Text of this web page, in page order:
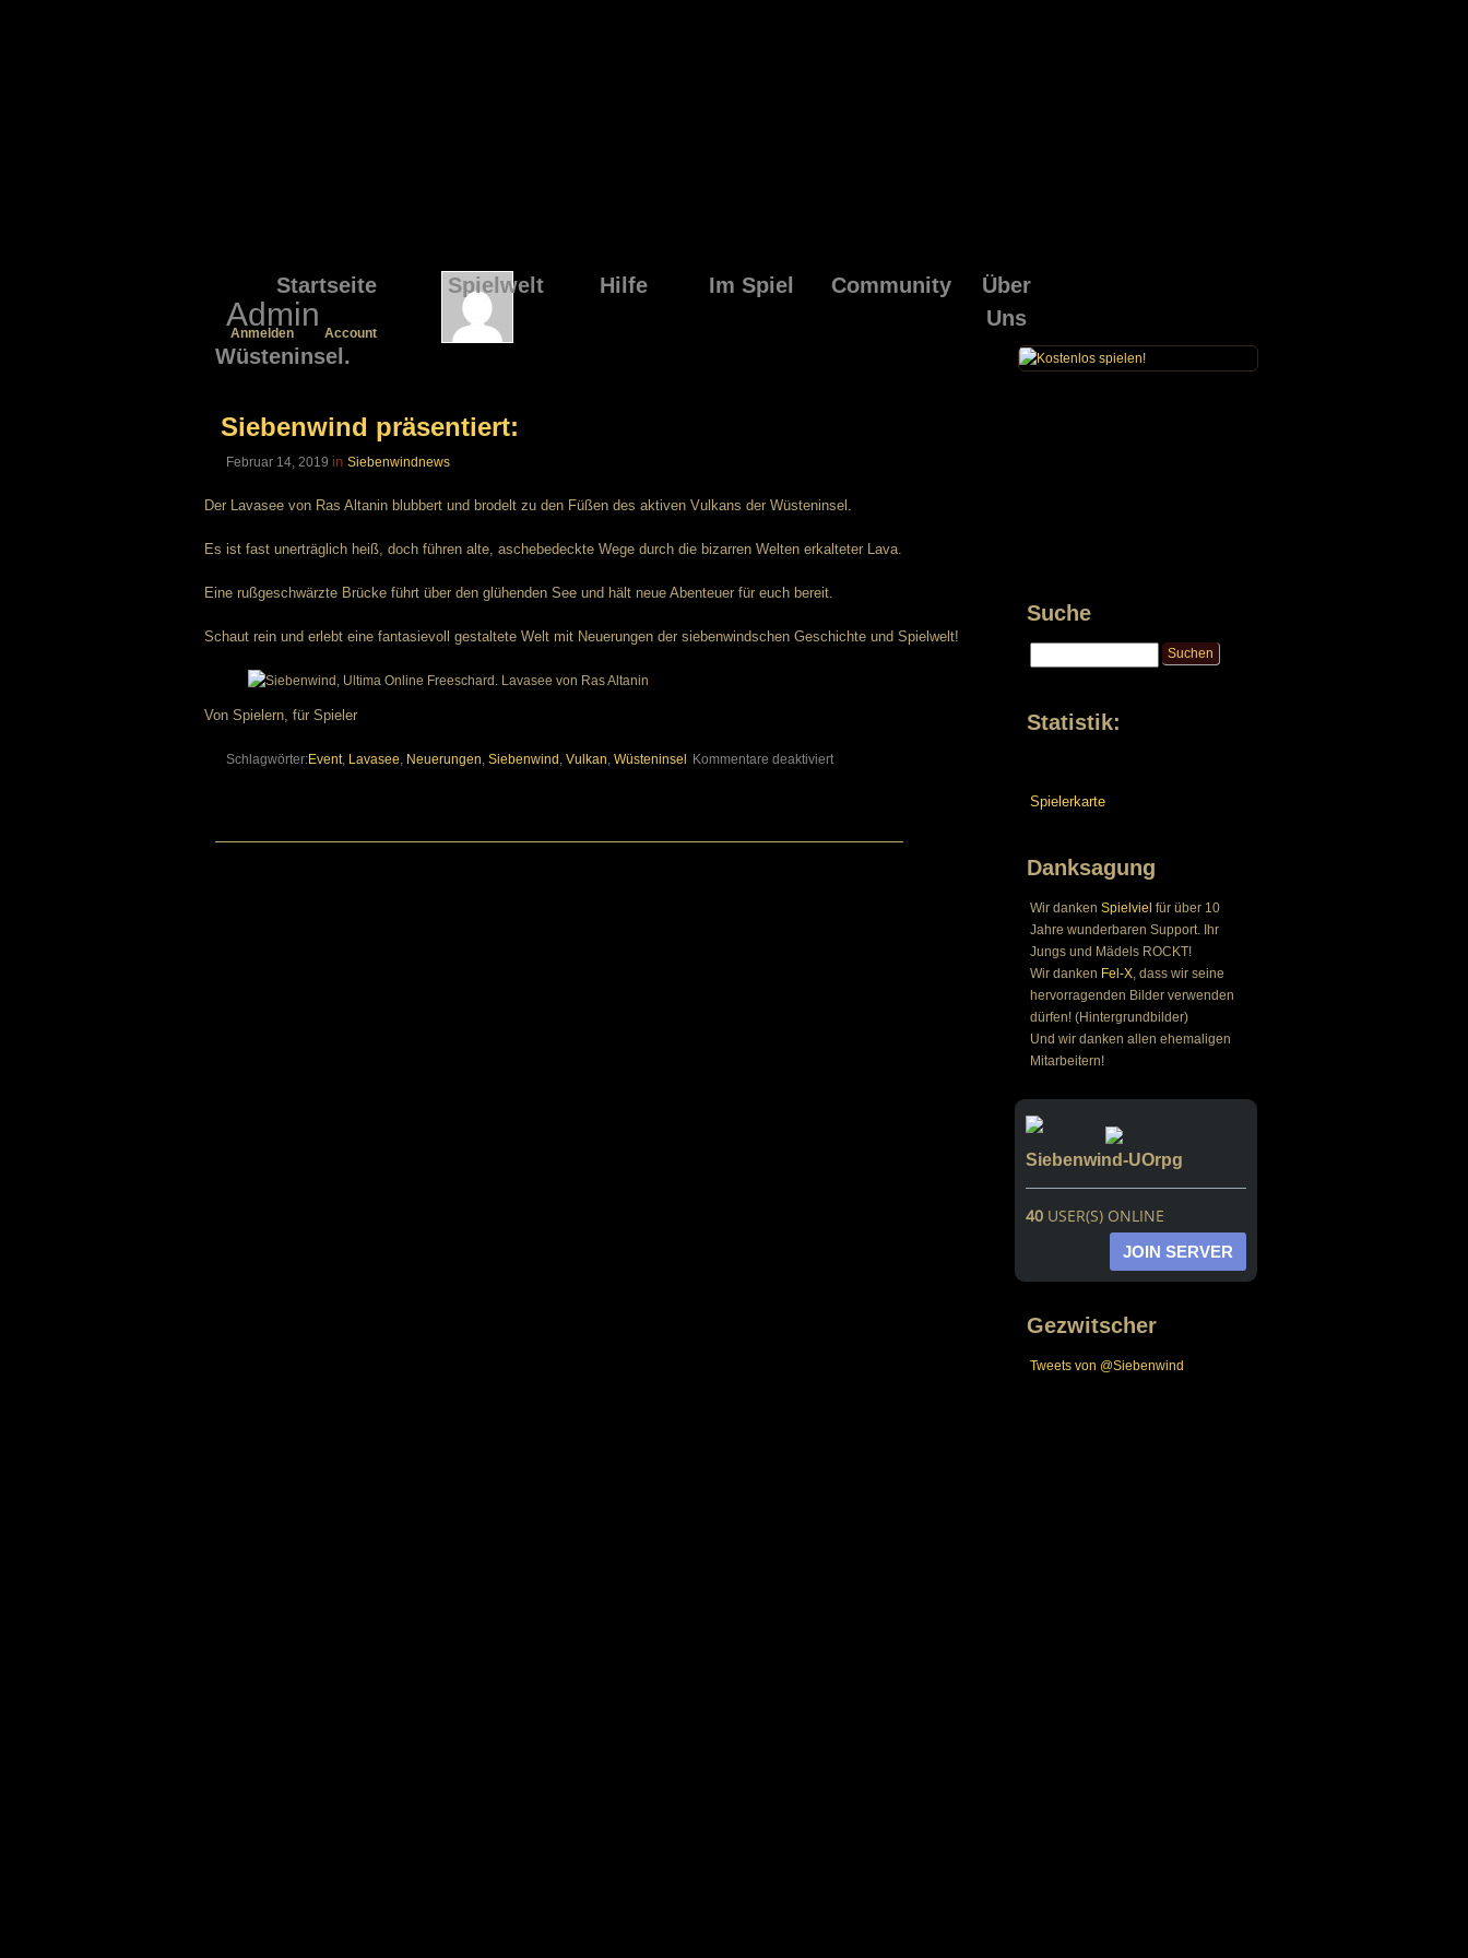
Startseite Spielwelt Hilfe Im Spiel Community
Über
Uns
Admin
Anmelden Account
Wüsteninsel.
Siebenwind präsentiert:
Februar 14, 2019 in Siebenwindnews
Der Lavasee von Ras Altanin blubbert und brodelt zu den Füßen des aktiven Vulkans der Wüsteninsel.
Es ist fast unerträglich heiß, doch führen alte, aschebedeckte Wege durch die bizarren Welten erkalteter Lava.
Eine rußgeschwärzte Brücke führt über den glühenden See und hält neue Abenteuer für euch bereit.
Schaut rein und erlebt eine fantasievoll gestaltete Welt mit Neuerungen der siebenwindschen Geschichte und Spielwelt!
Von Spielern, für Spieler
Schlagwörter:Event, Lavasee, Neuerungen, Siebenwind , Vulkan, Wüsteninsel Kommentare deaktiviertfür
Suche
Statistik:
Spielerkarte
Danksagung
Wir danken Spielviel für über 10
Jahre wunderbaren Support. Ihr
Jungs und Mädels ROCKT!
Wir danken Fel-X, dass wir seine
hervorragenden Bilder verwenden
dürfen! (Hintergrundbilder)
Und wir danken allen ehemaligen
Mitarbeitern!
Siebenwind-UOrpg
40 USER(S) ONLINE
JOIN SERVER
Gezwitscher
Tweets von @Siebenwind